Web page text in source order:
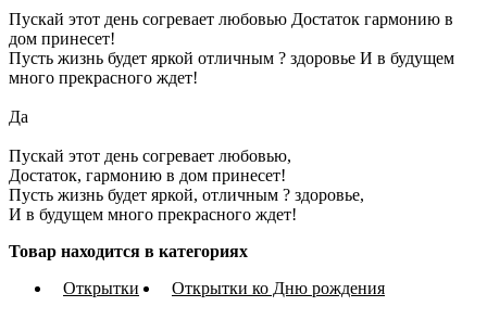
Пускай этот день согревает любовью Достаток гармонию в
дом принесет!
Пусть жизнь будет яркой отличным ? здоровье И в будущем
много прекрасного ждет!
Да
Пускай этот день согревает любовью,
Достаток, гармонию в дом принесет!
Пусть жизнь будет яркой, отличным ? здоровье,
И в будущем много прекрасного ждет!
Товар находится в категориях
Открытки
Открытки ко Дню рождения